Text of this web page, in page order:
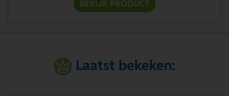
BEKIJK PRODUCT
Laatst bekeken: